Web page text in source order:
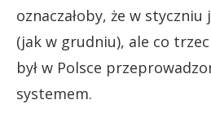
oznaczałoby, że w
(jak w grudniu), ale co
był w Polsce
systemem.